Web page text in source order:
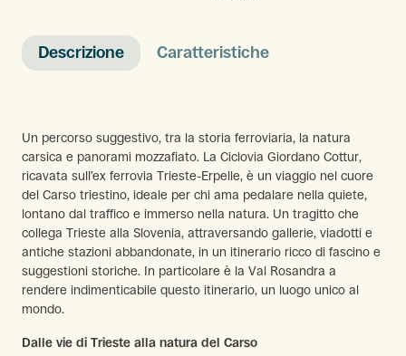
Descrizione Caratteristiche
Un percorso suggestivo, tra la storia ferroviaria, la natura
carsica e panorami mozzafiato. La Ciclovia Giordano Cottur,
ricavata sull’ex ferrovia Trieste-Erpelle, è un viaggio nel cuore
del Carso triestino, ideale per chi ama pedalare nella quiete,
lontano dal traffico e immerso nella natura. Un tragitto che
collega Trieste alla Slovenia, attraversando gallerie, viadotti e
antiche stazioni abbandonate, in un itinerario ricco di fascino e
suggestioni storiche. In particolare è la Val Rosandra a
rendere indimenticabile questo itinerario, un luogo unico al
mondo.
Dalle vie di Trieste alla natura del Carso